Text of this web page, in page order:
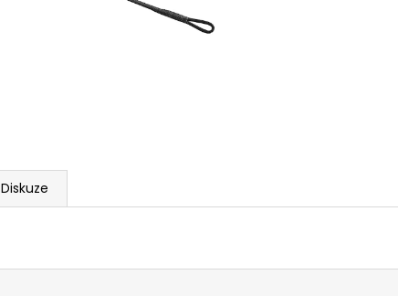
Diskuze
SELLIER&BELLOT, 6 MM